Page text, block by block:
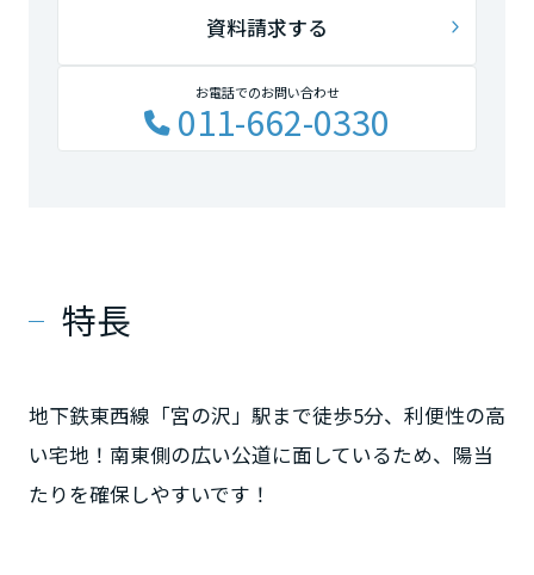
資料請求する
お電話でのお問い合わせ
011-662-0330
特長
地下鉄東西線「宮の沢」駅まで徒歩5分、利便性の高
い宅地！南東側の広い公道に面しているため、陽当
たりを確保しやすいです！